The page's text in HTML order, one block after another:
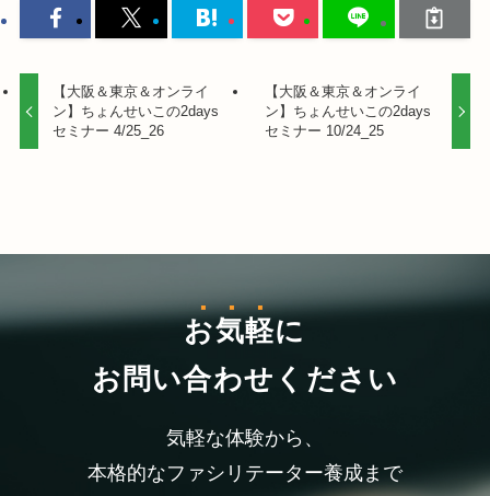
【大阪＆東京＆オンライ
ン】ちょんせいこの2days
セミナー 4/25_26
【大阪＆東京＆オンライ
ン】ちょんせいこの2days
セミナー 10/24_25
お気軽に
お問い合わせください
気軽な体験から、
本格的なファシリテーター養成まで